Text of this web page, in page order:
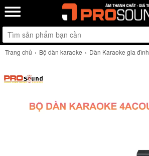
Trang chủ Bộ dàn karaoke Dàn Karaoke gia đình